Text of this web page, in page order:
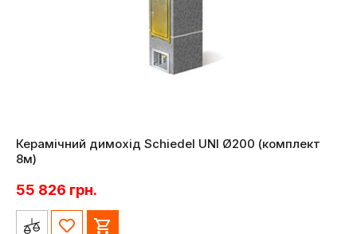
Керамічний димохід Schiedel UNI Ø200 (комплект
8м)
55 826 грн.